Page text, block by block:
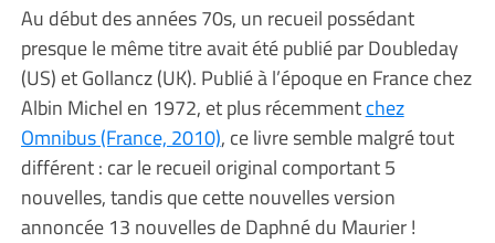
Au début des années 70s, un recueil possédant
presque le même titre avait été publié par Doubleday
(US) et Gollancz (UK). Publié à l’époque en France chez
Albin Michel en 1972, et plus récemmentchez
Omnibus (France, 2010), ce livre semble malgré tout
différent : car le recueil original comportant 5
nouvelles, tandis que cette nouvelles version
annoncée 13 nouvelles de Daphné du Maurier !